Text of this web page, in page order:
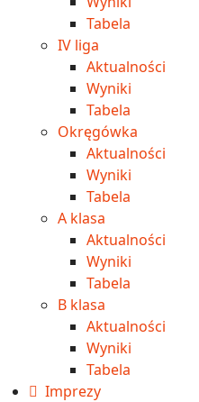
Tabela
IV liga
Aktualności
Wyniki
Tabela
Okręgówka
Aktualności
Wyniki
Tabela
A klasa
Aktualności
Wyniki
Tabela
B klasa
Aktualności
Wyniki
Tabela
Imprezy